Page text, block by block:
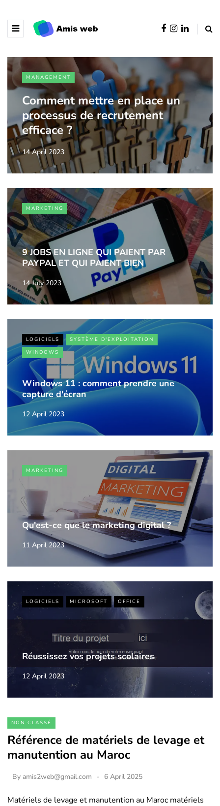
MANAGEMENT
Comment mettre en place un
processus de recrutement
efficace ?
14 April 2023
MARKETING
9 JOBS EN LIGNE QUI PAIENT PAR
PAYPAL ET QUI PAIENT BIEN
14 July 2023
LOGICIELS
SYSTÈME D'EXPLOITATION
WINDOWS
Windows 11 : comment prendre une
capture d'écran
12 April 2023
MARKETING
Qu'est-ce que le marketing digital ?
11 April 2023
LOGICIELS MICROSOFT OFFICE
Réussissez vos projets scolaires
12 April 2023
NON CLASSÉ
Référence de matériels de levage et
manutention au Maroc
By amis2web@gmail.com 6 April 2025
Matériels de levage et manutention au Maroc matériels